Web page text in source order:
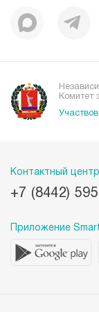
Комитет
Контактный центр
+7 (8442)
Приложение